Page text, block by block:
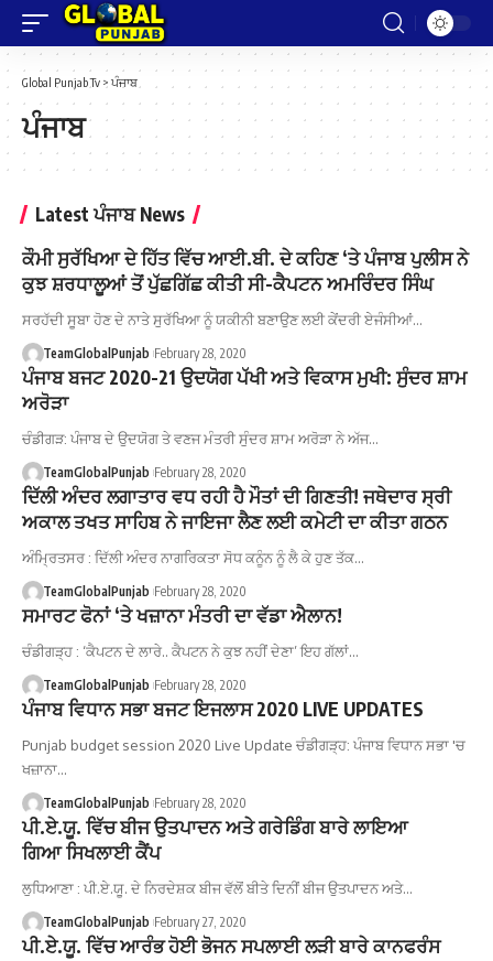
Global Punjab Tv > ਪੰਜਾਬ
ਪੰਜਾਬ
Latest ਪੰਜਾਬ News
ਕੌਮੀ ਸੁਰੱਖਿਆ ਦੇ ਹਿੱਤ ਵਿੱਚ ਆਈ.ਬੀ. ਦੇ ਕਹਿਣ ‘ਤੇ ਪੰਜਾਬ ਪੁਲੀਸ ਨੇ
ਕੁਝ ਸ਼ਰਧਾਲੂਆਂ ਤੋਂ ਪੁੱਛਗਿੱਛ ਕੀਤੀ ਸੀ-ਕੈਪਟਨ ਅਮਰਿੰਦਰ ਸਿੰਘ
ਸਰਹੱਦੀ ਸੂਬਾ ਹੋਣ ਦੇ ਨਾਤੇ ਸੁਰੱਖਿਆ ਨੂੰ ਯਕੀਨੀ ਬਣਾਉਣ ਲਈ ਕੇਂਦਰੀ ਏਜੰਸੀਆਂ…
TeamGlobalPunjab February 28, 2020
ਪੰਜਾਬ ਬਜਟ 2020-21 ਉਦਯੋਗ ਪੱਖੀ ਅਤੇ ਵਿਕਾਸ ਮੁਖੀ: ਸੁੰਦਰ ਸ਼ਾਮ
ਅਰੋੜਾ
ਚੰਡੀਗੜ: ਪੰਜਾਬ ਦੇ ਉਦਯੋਗ ਤੇ ਵਣਜ ਮੰਤਰੀ ਸੁੰਦਰ ਸ਼ਾਮ ਅਰੋੜਾ ਨੇ ਅੱਜ…
TeamGlobalPunjab February 28, 2020
ਦਿੱਲੀ ਅੰਦਰ ਲਗਾਤਾਰ ਵਧ ਰਹੀ ਹੈ ਮੌਤਾਂ ਦੀ ਗਿਣਤੀ! ਜਥੇਦਾਰ ਸ੍ਰੀ
ਅਕਾਲ ਤਖਤ ਸਾਹਿਬ ਨੇ ਜਾਇਜਾ ਲੈਣ ਲਈ ਕਮੇਟੀ ਦਾ ਕੀਤਾ ਗਠਨ
ਅੰਮ੍ਰਿਤਸਰ : ਦਿੱਲੀ ਅੰਦਰ ਨਾਗਰਿਕਤਾ ਸੋਧ ਕਨੂੰਨ ਨੂੰ ਲੈ ਕੇ ਹੁਣ ਤੱਕ…
TeamGlobalPunjab February 28, 2020
ਸਮਾਰਟ ਫੋਨਾਂ ‘ਤੇ ਖਜ਼ਾਨਾ ਮੰਤਰੀ ਦਾ ਵੱਡਾ ਐਲਾਨ!
ਚੰਡੀਗੜ੍ਹ : ‘ਕੈਪਟਨ ਦੇ ਲਾਰੇ.. ਕੈਪਟਨ ਨੇ ਕੁਝ ਨਹੀਂ ਦੇਣਾ’ ਇਹ ਗੱਲਾਂ…
TeamGlobalPunjab February 28, 2020
ਪੰਜਾਬ ਵਿਧਾਨ ਸਭਾ ਬਜਟ ਇਜਲਾਸ 2020 LIVE UPDATES
Punjab budget session 2020 Live Update ਚੰਡੀਗੜ੍ਹ: ਪੰਜਾਬ ਵਿਧਾਨ ਸਭਾ 'ਚ
ਖਜ਼ਾਨਾ…
TeamGlobalPunjab February 28, 2020
ਪੀ.ਏ.ਯੂ. ਵਿੱਚ ਬੀਜ ਉਤਪਾਦਨ ਅਤੇ ਗਰੇਡਿੰਗ ਬਾਰੇ ਲਾਇਆ
ਗਿਆ ਸਿਖਲਾਈ ਕੈਂਪ
ਲੁਧਿਆਣਾ : ਪੀ.ਏ.ਯੂ. ਦੇ ਨਿਰਦੇਸ਼ਕ ਬੀਜ ਵੱਲੋਂ ਬੀਤੇ ਦਿਨੀਂ ਬੀਜ ਉਤਪਾਦਨ ਅਤੇ…
TeamGlobalPunjab February 27, 2020
ਪੀ.ਏ.ਯੂ. ਵਿੱਚ ਆਰੰਭ ਹੋਈ ਭੋਜਨ ਸਪਲਾਈ ਲੜੀ ਬਾਰੇ ਕਾਨਫਰੰਸ